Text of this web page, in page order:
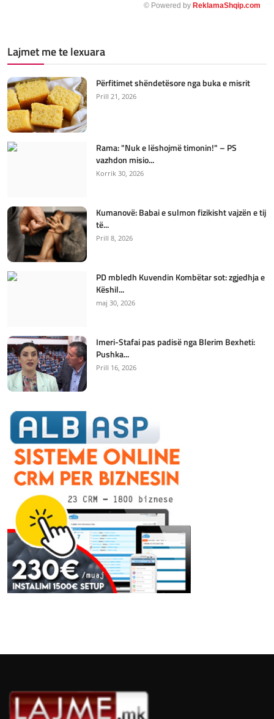
© Powered by ReklamaShqip.com
Lajmet me te lexuara
Përfitimet shëndetësore nga buka e misrit
Prill 21, 2026
Rama: "Nuk e lëshojmë timonin!" – PS
vazhdon misio...
Korrik 30, 2026
Kumanovë: Babai e sulmon fizikisht vajzën e tij
të...
Prill 8, 2026
PD mbledh Kuvendin Kombëtar sot: zgjedhja e
Këshil...
maj 30, 2026
Imeri-Stafai pas padisë nga Blerim Bexheti:
Pushka...
Prill 16, 2026